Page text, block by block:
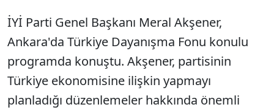
İYİ Parti Genel Başkanı Meral Akşener,
Ankara'da Türkiye Dayanışma Fonu konulu
programda konuştu. Akşener, partisinin
Türkiye ekonomisine ilişkin yapmayı
planladığı düzenlemeler hakkında önemli